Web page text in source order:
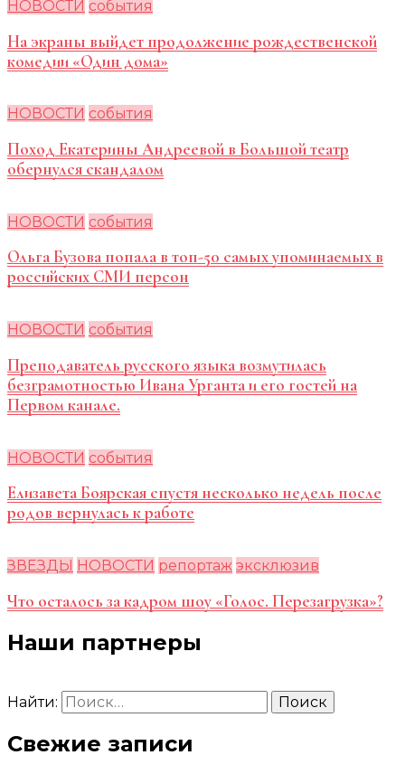
НОВОСТИ события
На экраны выйдет продолжение рождественской
комедии «Один дома»
НОВОСТИ события
Поход Екатерины Андреевой в Большой театр
обернулся скандалом
НОВОСТИ события
Ольга Бузова попала в топ-50 самых упоминаемых в
российских СМИ персон
НОВОСТИ события
Преподаватель русского языка возмутилась
безграмотностью Ивана Урганта и его гостей на
Первом канале.
НОВОСТИ события
Елизавета Боярская спустя несколько недель после
родов вернулась к работе
ЗВЕЗДЫ НОВОСТИ репортаж эксклюзив
Что осталось за кадром шоу «Голос. Перезагрузка»?
Наши партнеры
Найти:
Свежие записи